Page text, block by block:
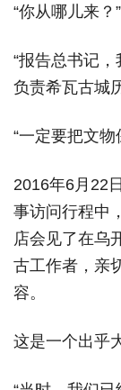
“你从哪儿来？”
“报告总书记
负责希瓦古城
“一定要把文物
2016年6月22
事访问行程中
店会见了在乌
古工作者，亲
容。
这是一个出乎